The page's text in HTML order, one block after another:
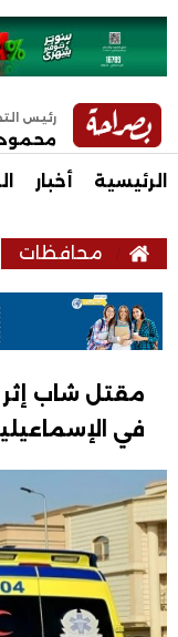
رئيس
الرئيسية أخبار
محافظات
مقتل شاب
في